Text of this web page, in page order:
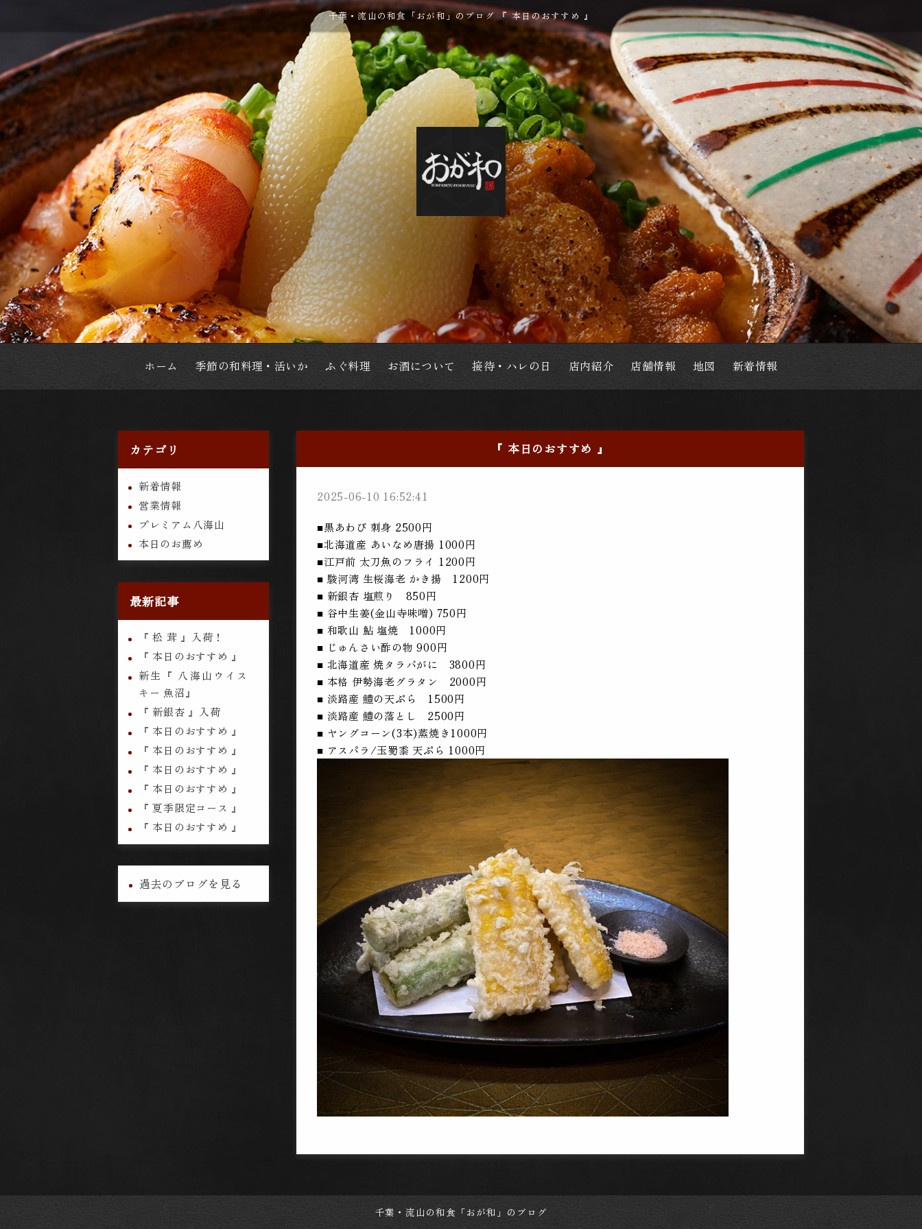
千葉・流山の和食「おが和」のブログ 『 本日のおすすめ 』
ホーム 季節の和料理・活いか ふぐ料理 お酒について 接待・ハレの日 店内紹介 店舗情報 地図 新着情報
カテゴリ
新着情報
営業情報
プレミアム八海山
本日のお薦め
最新記事
『 松 茸 』入荷！
『 本日のおすすめ 』
新生『 八海山ウイス
キー 魚沼』
『 新銀杏 』入荷
『 本日のおすすめ 』
『 本日のおすすめ 』
『 本日のおすすめ 』
『 本日のおすすめ 』
『 夏季限定コース 』
『 本日のおすすめ 』
過去のブログを見る
『 本日のおすすめ 』
2025-06-10 16:52:41
■黒あわび 刺身 2500円
■北海道産 あいなめ唐揚 1000円
■江戸前 太刀魚のフライ 1200円
■ 駿河湾 生桜海老 かき揚 1200円
■ 新銀杏 塩煎り 850円
■ 谷中生姜(金山寺味噌) 750円
■ 和歌山 鮎 塩焼 1000円
■ じゅんさい酢の物 900円
■ 北海道産 焼タラバがに 3800円
■ 本格 伊勢海老グラタン 2000円
■ 淡路産 鱧の天ぷら 1500円
■ 淡路産 鱧の落とし 2500円
■ ヤングコーン(3本)蒸焼き1000円
■ アスパラ/玉蜀黍 天ぷら 1000円
千葉・流山の和食「おが和」のブログ